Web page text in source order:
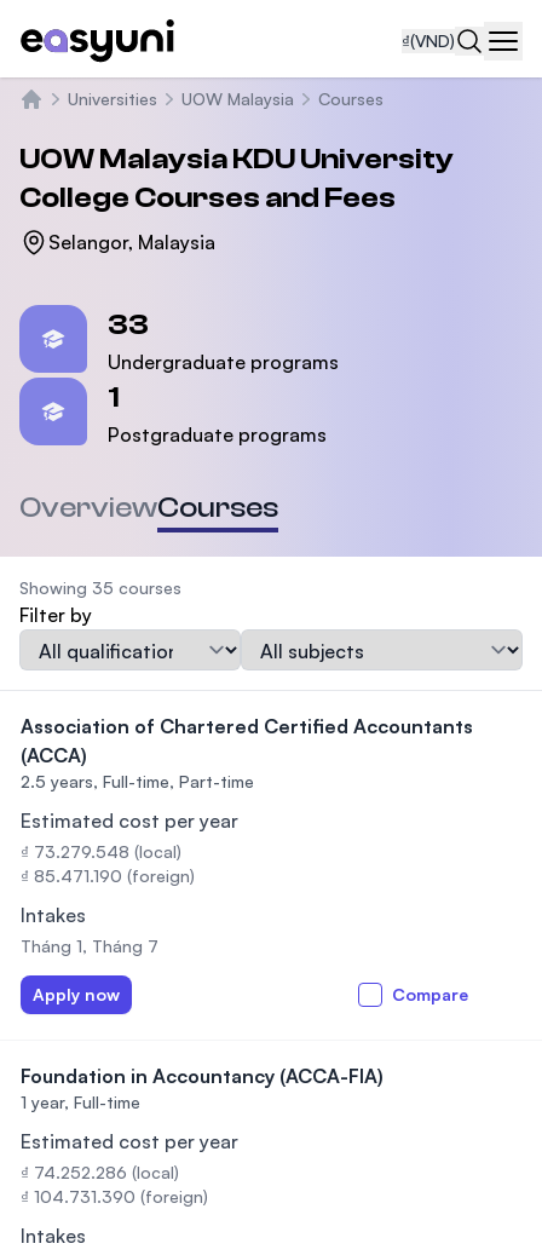
₫(VND)
Universities UOW Malaysia Courses
UOW Malaysia KDU University
College Courses and Fees
Selangor, Malaysia
33
Undergraduate programs
1
Postgraduate programs
OverviewCourses
Showing 35 courses
Filter by
Qualification
Subject
Association of Chartered Certified Accountants
(ACCA)
2.5 years, Full-time, Part-time
Estimated cost per year
₫ 73.279.548 (local)
₫ 85.471.190 (foreign)
Intakes
Tháng 1, Tháng 7
Apply now Compare
Foundation in Accountancy (ACCA-FIA)
1 year, Full-time
Estimated cost per year
₫ 74.252.286 (local)
₫ 104.731.390 (foreign)
Intakes